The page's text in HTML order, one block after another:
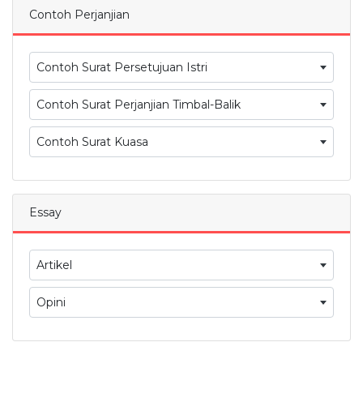
Contoh Perjanjian
Contoh Surat Persetujuan Istri
Contoh Surat Perjanjian Timbal-Balik
Contoh Surat Kuasa
Essay
Artikel
Opini